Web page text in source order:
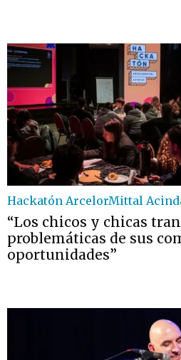
Hackatón ArcelorMittal
“Los chicos y chicas
problemáticas de sus
oportunidades”